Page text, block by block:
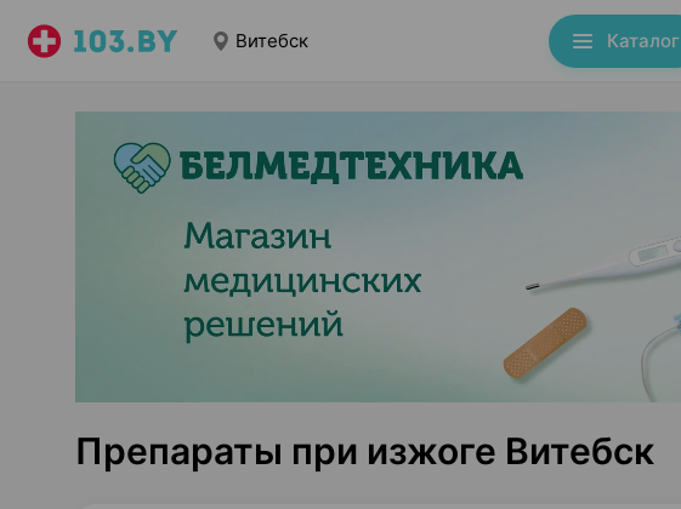
Витебск Каталог
Препараты при изжоге Витебск